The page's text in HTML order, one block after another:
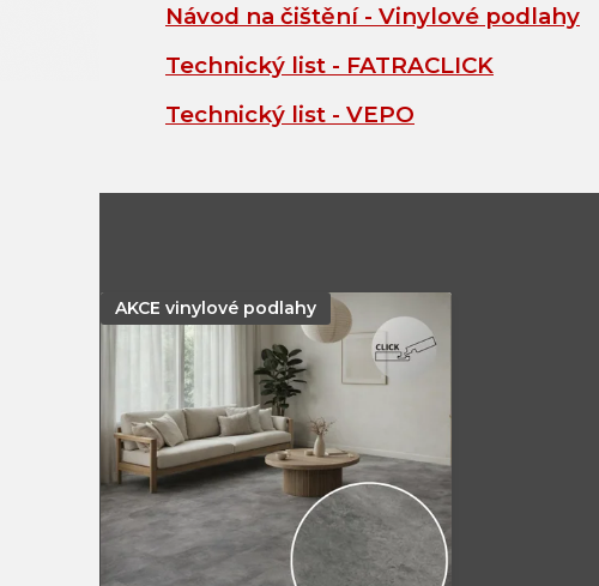
Návod na čištění - Vinylové podlahy
Technický list - FATRACLICK
Technický list - VEPO
AKCE vinylové podlahy